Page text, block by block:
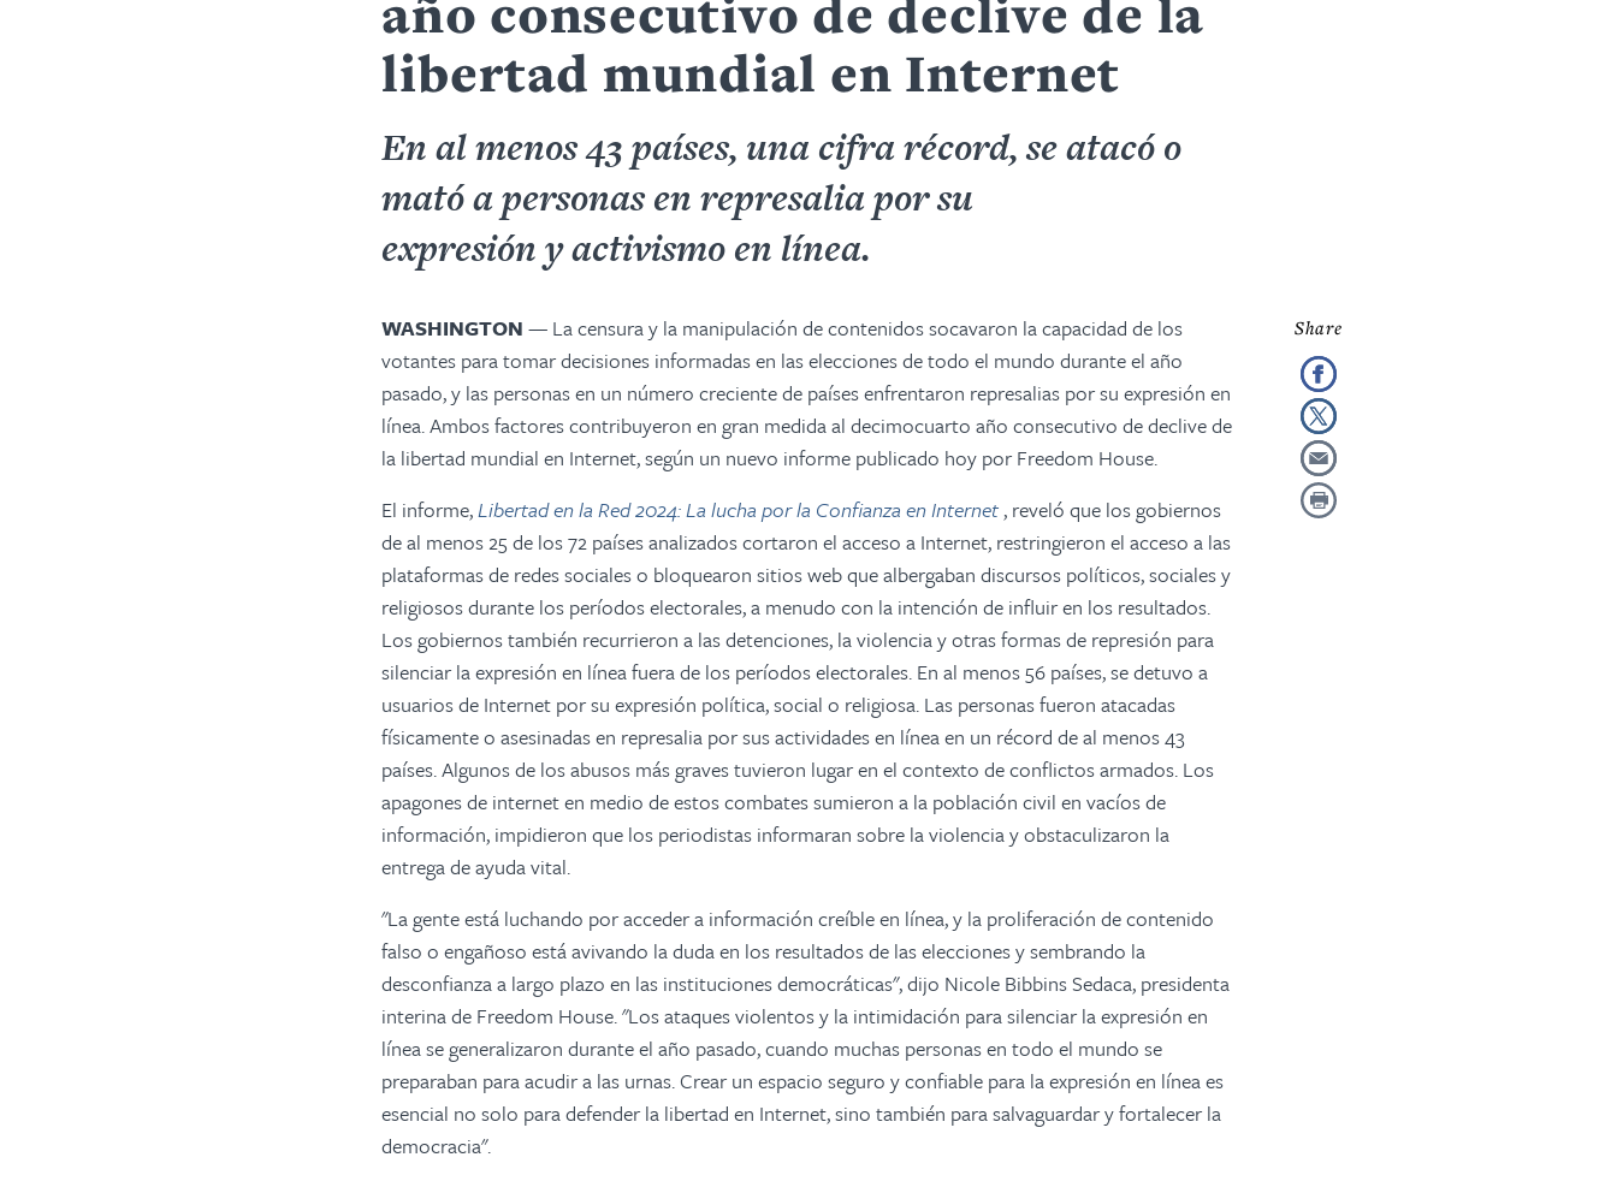
libertad mundial en Internet
En al menos 43 países, una cifra récord, se atacó o
mató a personas en represalia por su
expresión y activismo en línea.
WASHINGTON — La censura y la manipulación de contenidos socavaron la capacidad de los
votantes para tomar decisiones informadas en las elecciones de todo el mundo durante el año
pasado, y las personas en un número creciente de países enfrentaron represalias por su expresión en
línea. Ambos factores contribuyeron en gran medida al decimocuarto año consecutivo de declive de
la libertad mundial en Internet, según un nuevo informe publicado hoy por Freedom House.
El informe,Libertad en la Red 2024: La lucha por la Confianza en Internet, reveló que los gobiernos
de al menos 25 de los 72 países analizados cortaron el acceso a Internet, restringieron el acceso a las
plataformas de redes sociales o bloquearon sitios web que albergaban discursos políticos, sociales y
religiosos durante los períodos electorales, a menudo con la intención de influir en los resultados.
Los gobiernos también recurrieron a las detenciones, la violencia y otras formas de represión para
silenciar la expresión en línea fuera de los períodos electorales. En al menos 56 países, se detuvo a
usuarios de Internet por su expresión política, social o religiosa. Las personas fueron atacadas
físicamente o asesinadas en represalia por sus actividades en línea en un récord de al menos 43
países. Algunos de los abusos más graves tuvieron lugar en el contexto de conflictos armados. Los
apagones de internet en medio de estos combates sumieron a la población civil en vacíos de
información, impidieron que los periodistas informaran sobre la violencia y obstaculizaron la
entrega de ayuda vital.
"La gente está luchando por acceder a información creíble en línea, y la proliferación de contenido
falso o engañoso está avivando la duda en los resultados de las elecciones y sembrando la
desconfianza a largo plazo en las instituciones democráticas", dijo Nicole Bibbins Sedaca, presidenta
interina de Freedom House. "Los ataques violentos y la intimidación para silenciar la expresión en
línea se generalizaron durante el año pasado, cuando muchas personas en todo el mundo se
preparaban para acudir a las urnas. Crear un espacio seguro y confiable para la expresión en línea es
esencial no solo para defender la libertad en Internet, sino también para salvaguardar y fortalecer la
democracia".